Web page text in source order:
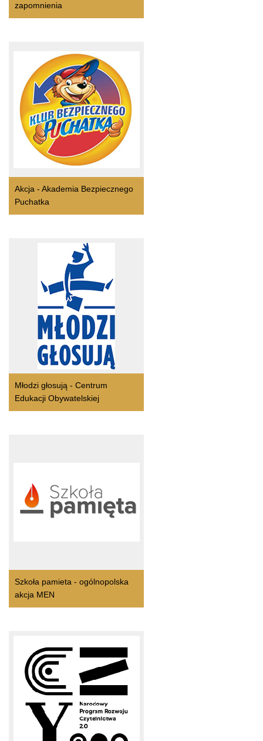
zapomnienia
Akcja - Akademia Bezpiecznego
Puchatka
Młodzi głosują - Centrum
Edukacji Obywatelskiej
Szkoła pamieta - ogólnopolska
akcja MEN